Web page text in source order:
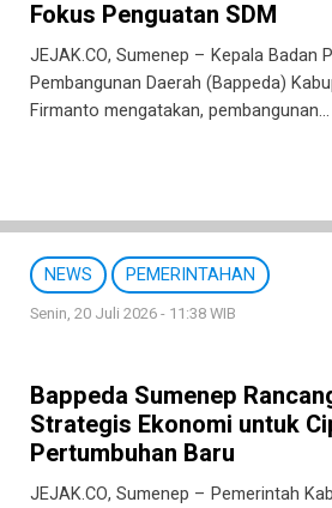
Fokus Penguatan SDM
JEJAK.CO, Sumenep – Kepala Badan
Pembangunan Daerah (Bappeda)
Firmanto mengatakan, pembangunan…
NEWS PEMERINTAHAN
Senin, 20 Juli 2026 - 11:38 WIB
Bappeda Sumenep
Strategis Ekonomi untuk
Pertumbuhan Baru
JEJAK.CO, Sumenep – Pemerintah